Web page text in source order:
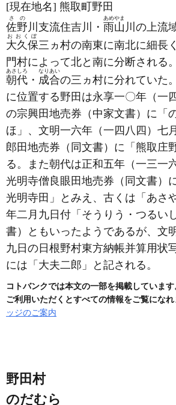
[現在地名] 熊取町野田
佐野
さの
川支流住吉川・ 雨山
あめやま
川の上流
大久保
おおくぼ
三ヵ村の南東に南北に細長
門村によって北と南に分断される
朝代
あさしろ
・ 成合
なりあい
の三ヵ村に分れていた
に位置する野田は永享一〇年 （一
の宗興田地売券 （中家文書） に「
ほ」、文明一六年 （一四八四） 七
郎田地売券 （同文書） に「熊取庄
る。また朝代は正和五年 （一三一
光明寺僧良眼田地売券 （同文書）
光明寺田」とみえ、古くは「あさ
年二月九日付「そうりう・つるい
書）
ともいったようであるが、文
九日の日根野村東方納帳并算用状
には「大夫二郎 」と記される。
コトバンクでは本文の一部を掲載していま
ご利用いただくとすべての情報をご覧になれ
ッジのご案内
野田村
のだむら